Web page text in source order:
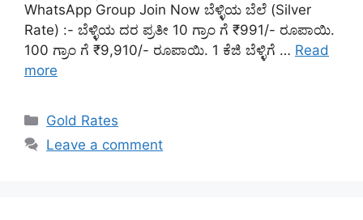
WhatsApp Group Join Now ಬೆಳ್ಳಿಯ ಬೆಲೆ (Silver
Rate) :- ಬೆಳ್ಳಿಯ ದರ ಪ್ರತೀ 10 ಗ್ರಾಂ ಗೆ ₹991/- ರೂಪಾಯಿ.
100 ಗ್ರಾಂ ಗೆ ₹9,910/- ರೂಪಾಯಿ. 1 ಕೆಜಿ ಬೆಳ್ಳಿಗೆ … Read
more
Categories
Gold Rates
Leave a comment